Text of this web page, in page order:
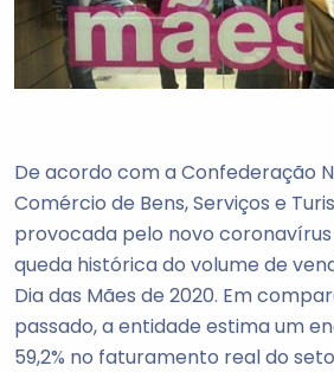
De acordo com a Confederação
Comércio de Bens, Serviços e
provocada pelo novo
queda histórica do volume de
Dia das Mães de 2020. Em
passado, a entidade estima um
59,2% no faturamento real do